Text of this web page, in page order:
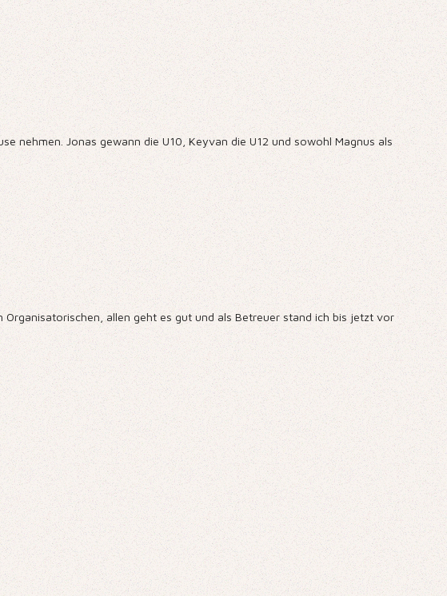
nehmen. Jonas gewann die U10, Keyvan die U12 und sowohl Magnus als
allen geht es gut und als Betreuer stand ich bis jetzt vor